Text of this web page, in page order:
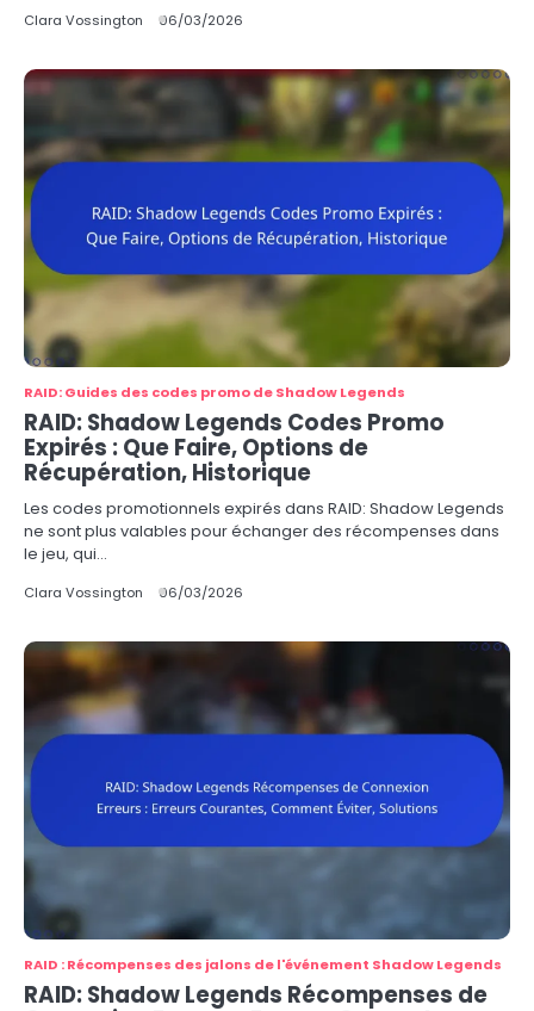
Clara Vossington 06/03/2026
RAID: Guides des codes promo de Shadow Legends
RAID: Shadow Legends Codes Promo
Expirés : Que Faire, Options de
Récupération, Historique
Les codes promotionnels expirés dans RAID: Shadow Legends
ne sont plus valables pour échanger des récompenses dans
le jeu, qui…
Clara Vossington 06/03/2026
RAID : Récompenses des jalons de l'événement Shadow Legends
RAID: Shadow Legends Récompenses de